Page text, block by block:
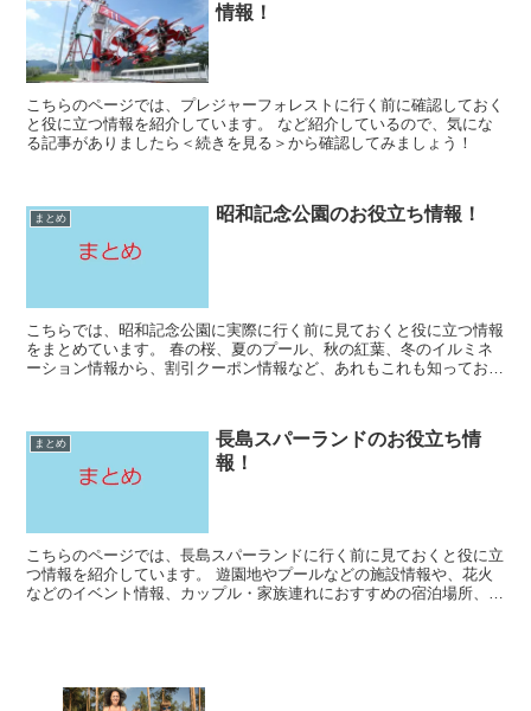
情報！
こちらのページでは、プレジャーフォレストに行く前に確認しておく
と役に立つ情報を紹介しています。 など紹介しているので、気にな
る記事がありましたら＜続きを見る＞から確認してみましょう！
まとめ 昭和記念公園のお役立ち情報！
こちらでは、昭和記念公園に実際に行く前に見ておくと役に立つ情報
をまとめています。 春の桜、夏のプール、秋の紅葉、冬のイルミネ
ーション情報から、割引クーポン情報など、あれもこれも知っておき
まとめ
長島スパーランドのお役立ち情
報！
こちらのページでは、長島スパーランドに行く前に見ておくと役に立
つ情報を紹介しています。 遊園地やプールなどの施設情報や、花火
などのイベント情報、カップル・家族連れにおすすめの宿泊場所、割